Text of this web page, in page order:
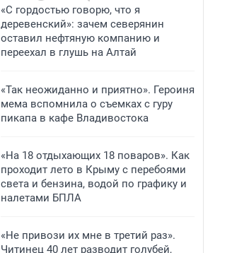
«С гордостью говорю, что я
деревенский»: зачем северянин
оставил нефтяную компанию и
переехал в глушь на Алтай
«Так неожиданно и приятно». Героиня
мема вспомнила о съемках с гуру
пикапа в кафе Владивостока
«На 18 отдыхающих 18 поваров». Как
проходит лето в Крыму с перебоями
света и бензина, водой по графику и
налетами БПЛА
«Не привози их мне в третий раз».
Читинец 40 лет разводит голубей,